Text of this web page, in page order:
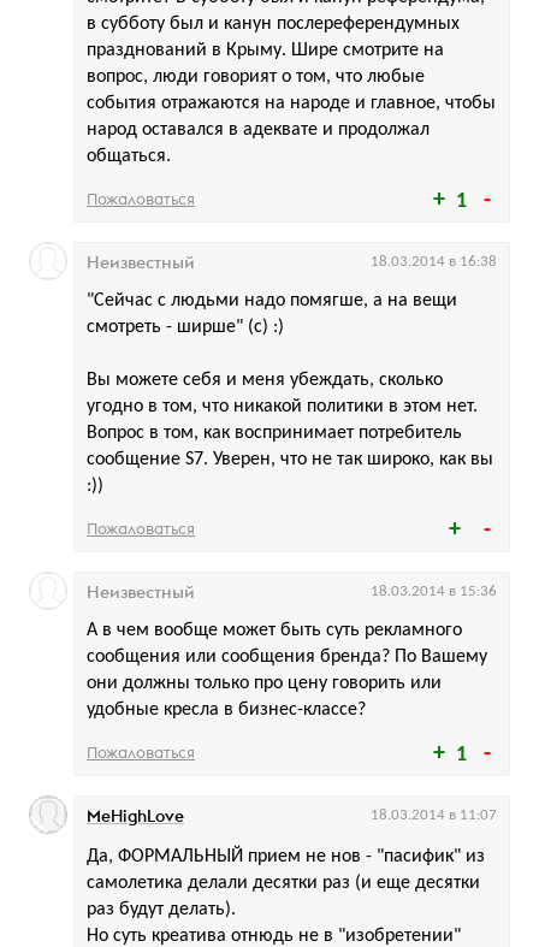
1
в субботу был и канун послереферендумных
празднований в Крыму. Шире смотрите на
вопрос, люди говорият о том, что любые
события отражаются на народе и главное, чтобы
народ оставался в адеквате и продолжал
общаться.
Пожаловаться
"Сейчас с людьми надо помягше, а на вещи
смотреть - ширше" (с) :)
Вы можете себя и меня убеждать, сколько
угодно в том, что никакой политики в этом нет.
Вопрос в том, как воспринимает потребитель
сообщение S7. Уверен, что не так широко, как вы
:))
Неизвестный 18.03.2014 в 16:38
Пожаловаться
1
А в чем вообще может быть суть рекламного
сообщения или сообщения бренда? По Вашему
они должны только про цену говорить или
удобные кресла в бизнес-классе?
Неизвестный 18.03.2014 в 15:36
Пожаловаться
Да, ФОРМАЛЬНЫЙ прием не нов - "пасифик" из
самолетика делали десятки раз (и еще десятки
раз будут делать).
Но суть креатива отнюдь не в "изобретении"
MeHighLove 18.03.2014 в 11:07